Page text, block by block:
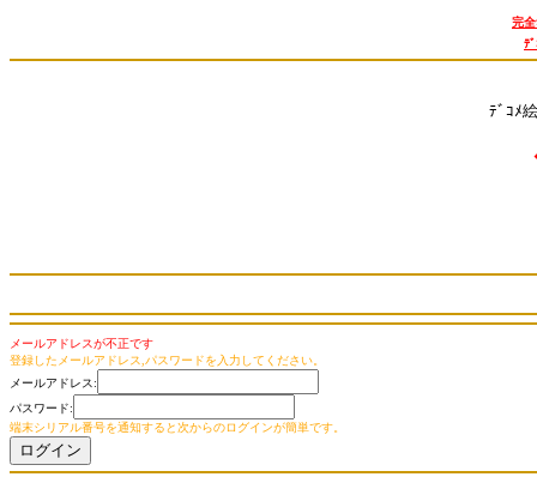
完
ﾃ
ﾃﾞｺﾒ
メールアドレスが不正です
登録したメールアドレス,パスワードを入力してください。
メールアドレス:
パスワード:
端末シリアル番号を通知すると次からのログインが簡単です。